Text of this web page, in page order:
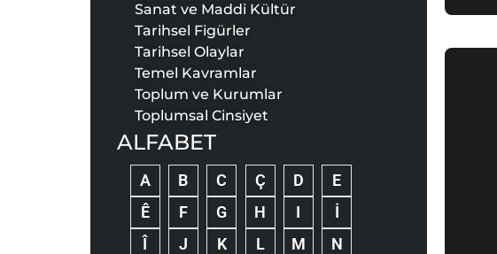
Sanat ve Maddi Kültür
Tarihsel Figürler
Tarihsel Olaylar
Temel Kavramlar
Toplum ve Kurumlar
Toplumsal Cinsiyet
ALFABET
A B C Ç D
E
Ê
F G H I
İ
Î
J K L M
N